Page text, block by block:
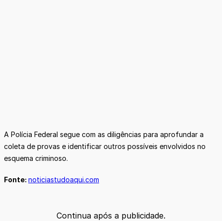
A Polícia Federal segue com as diligências para aprofundar a
coleta de provas e identificar outros possíveis envolvidos no
esquema criminoso.
Fonte: noticiastudoaqui.com
Continua após a publicidade.